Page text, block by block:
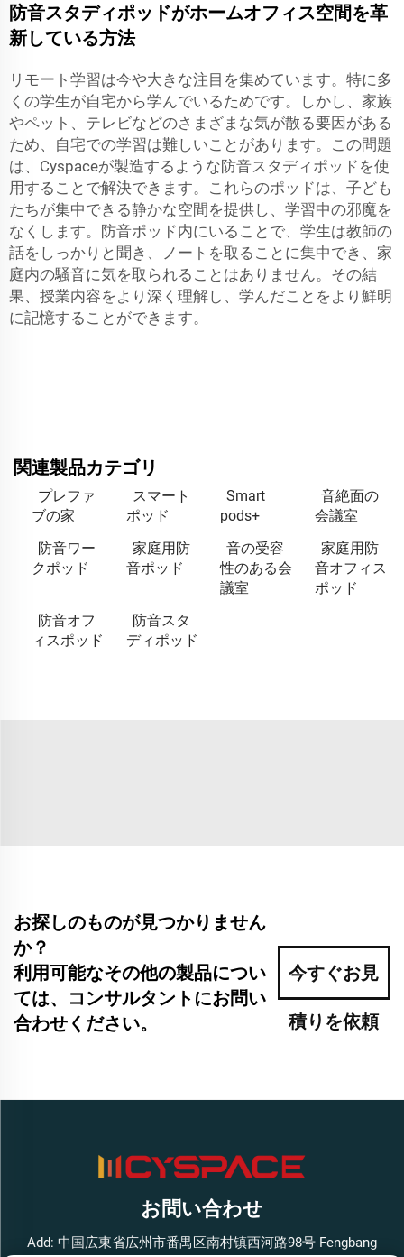
防音スタディポッドがホームオフィス空間を革
新している方法
リモート学習は今や大きな注目を集めています。特に多
くの学生が自宅から学んでいるためです。しかし、家族
やペット、テレビなどのさまざまな気が散る要因がある
ため、自宅での学習は難しいことがあります。この問題
は、Cyspaceが製造するような防音スタディポッドを使
用することで解決できます。これらのポッドは、子ども
たちが集中できる静かな空間を提供し、学習中の邪魔を
なくします。防音ポッド内にいることで、学生は教師の
話をしっかりと聞き、ノートを取ることに集中でき、家
庭内の騒音に気を取られることはありません。その結
果、授業内容をより深く理解し、学んだことをより鮮明
に記憶することができます。
関連製品カテゴリ
プレファ
ブの家
スマート
ポッド
Smart
pods+
音絶面の
会議室
防音ワー
クポッド
家庭用防
音ポッド
音の受容
性のある会
議室
家庭用防
音オフィス
ポッド
防音オフ
ィスポッド
防音スタ
ディポッド
お探しのものが見つかりません
か？
利用可能なその他の製品につい
ては、コンサルタントにお問い
合わせください。
今すぐお見
積りを依頼
お問い合わせ
Add: 中国広東省広州市番禺区南村镇西河路98号 Fengbang